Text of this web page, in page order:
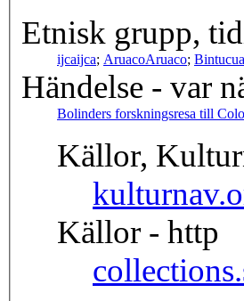
Etnisk grupp,
ijcaijca; AruacoAruaco; Bintucua
Händelse - var
Bolinders forskningsresa till
Källor,
Källor - http